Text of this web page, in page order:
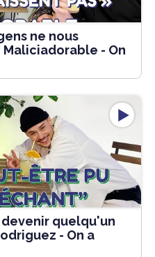
ne nous
- On
quelqu'un
- On a